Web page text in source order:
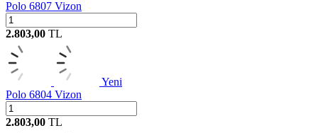
Polo 6807 Vizon
2.803,00 TL
Yeni
Polo 6804 Vizon
2.803,00 TL